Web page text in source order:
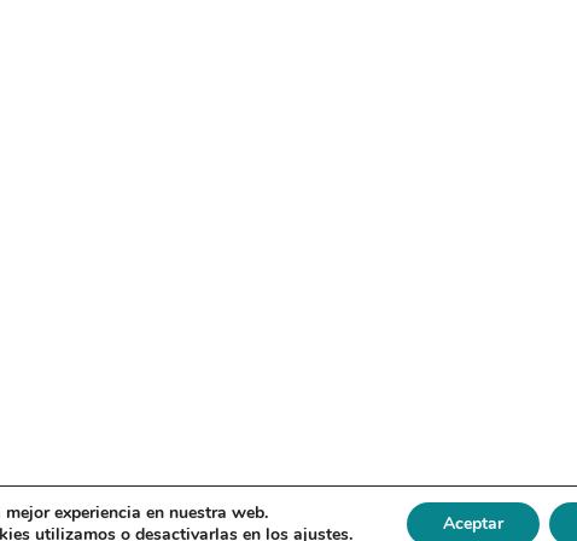
experiencia en nuestra web.
utilizamos o desactivarlas en losajustes. Aceptar